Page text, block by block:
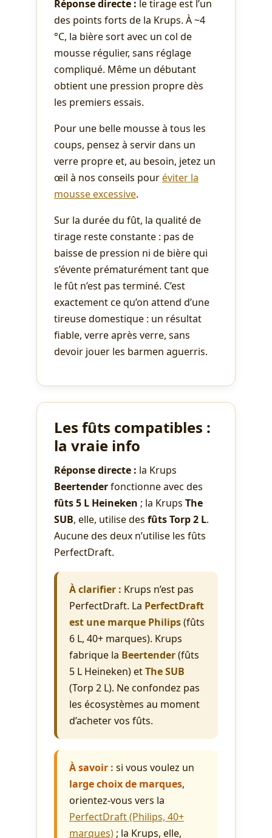
Réponse directe : le tirage est l’un
des points forts de la Krups. À ~4
°C, la bière sort avec un col de
mousse régulier, sans réglage
compliqué. Même un débutant
obtient une pression propre dès
les premiers essais.
Pour une belle mousse à tous les
coups, pensez à servir dans un
verre propre et, au besoin, jetez un
œil à nos conseils pouréviter la
mousse excessive.
Sur la durée du fût, la qualité de
tirage reste constante : pas de
baisse de pression ni de bière qui
s’évente prématurément tant que
le fût n’est pas terminé. C’est
exactement ce qu’on attend d’une
tireuse domestique : un résultat
fiable, verre après verre, sans
devoir jouer les barmen aguerris.
Les fûts compatibles :
la vraie info
Réponse directe : la Krups
Beertenderfonctionne avec des
fûts 5 L Heineken ; la Krups The
SUB, elle, utilise des fûts Torp 2 L.
Aucune des deux n’utilise les fûts
PerfectDraft.
À clarifier : Krups n’est pas
PerfectDraft. La PerfectDraft
est une marque Philips(fûts
6 L, 40+ marques). Krups
fabrique la Beertender(fûts
5 L Heineken) etThe SUB
(Torp 2 L). Ne confondez pas
les écosystèmes au moment
d’acheter vos fûts.
À savoir : si vous voulez un
large choix de marques,
orientez-vous vers la
PerfectDraft (Philips, 40+
marques) ; la Krups, elle,